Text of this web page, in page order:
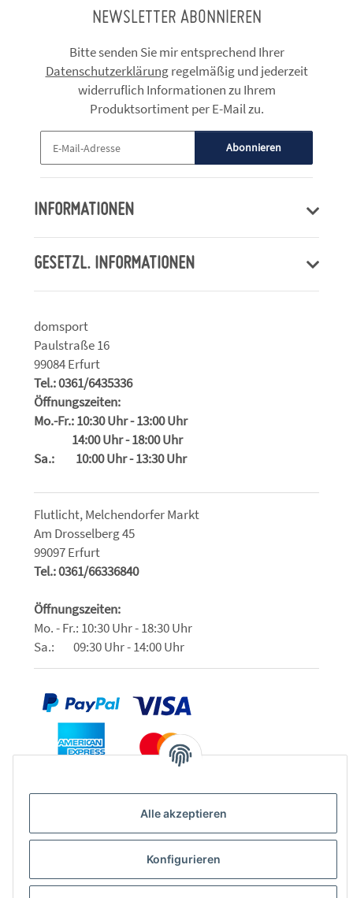
Alle akzeptieren
Konfigurieren
NEWSLETTER ABONNIEREN
Bitte senden Sie mir entsprechend Ihrer
Datenschutzerklärungregelmäßig und jederzeit
widerruflich Informationen zu Ihrem
Produktsortiment per E-Mail zu.
Abonnieren
INFORMATIONEN
GESETZL. INFORMATIONEN
domsport
Paulstraße 16
99084 Erfurt
Tel.: 0361/6435336
Öffnungszeiten:
Mo.-Fr.: 10:30 Uhr - 13:00 Uhr
14:00 Uhr - 18:00 Uhr
Sa.: 10:00 Uhr - 13:30 Uhr
Flutlicht, Melchendorfer Markt
Am Drosselberg 45
99097 Erfurt
Tel.: 0361/66336840
Öffnungszeiten:
Mo. - Fr.: 10:30 Uhr - 18:30 Uhr
Sa.: 09:30 Uhr - 14:00 Uhr